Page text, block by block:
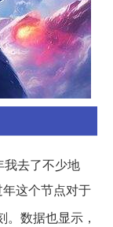
去了不少地
这个节点对于
数据也显示，